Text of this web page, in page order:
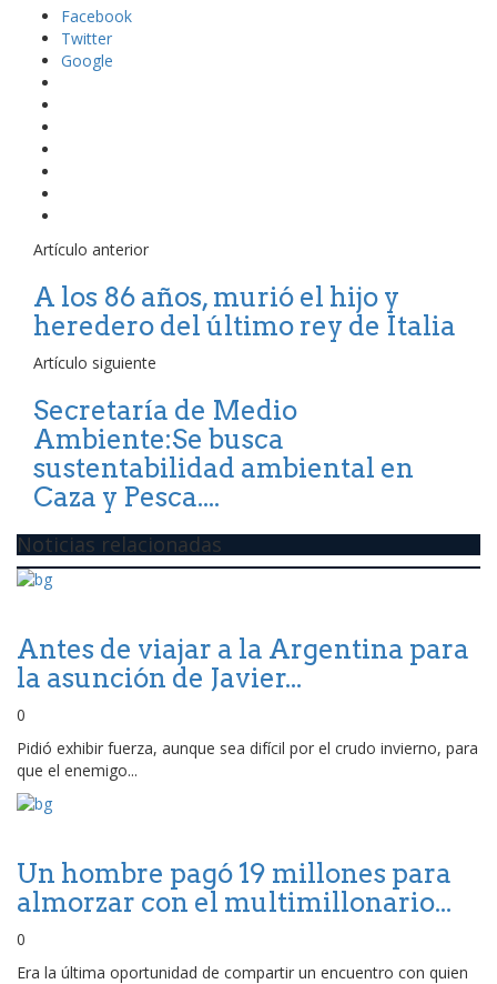
Facebook
Twitter
Google
Artículo anterior
A los 86 años, murió el hijo y
heredero del último rey de Italia
Artículo siguiente
Secretaría de Medio
Ambiente:Se busca
sustentabilidad ambiental en
Caza y Pesca....
Noticias relacionadas
Antes de viajar a la Argentina para
la asunción de Javier...
0
Pidió exhibir fuerza, aunque sea difícil por el crudo invierno, para
que el enemigo...
Un hombre pagó 19 millones para
almorzar con el multimillonario...
0
Era la última oportunidad de compartir un encuentro con quien